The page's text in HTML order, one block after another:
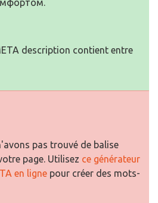
description contient entre
pas trouvé de balise
page. Utilisez ce générateur
en ligne pour créer des mots-